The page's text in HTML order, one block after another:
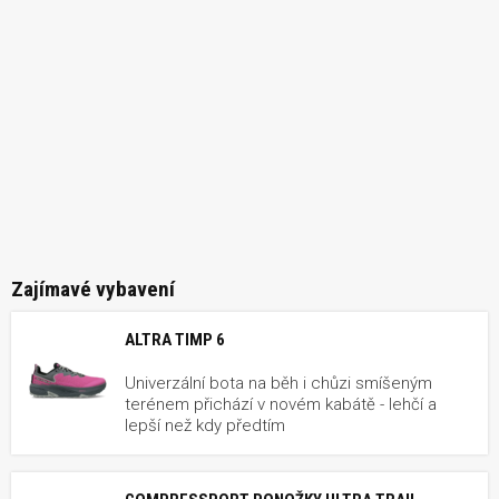
Zajímavé vybavení
ALTRA TIMP 6
Univerzální bota na běh i chůzi smíšeným
terénem přichází v novém kabátě - lehčí a
lepší než kdy předtím